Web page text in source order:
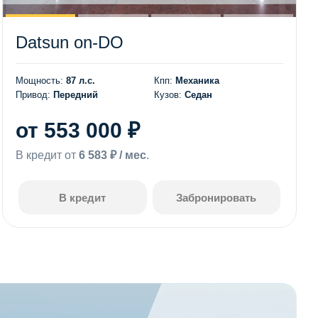
Datsun on-DO
Мощность:87 л.с.
Привод: Передний
Кпп: Механика
Кузов:Седан
от 553 000 ₽
В кредит от6 583 ₽ / мес.
В кредит Забронировать